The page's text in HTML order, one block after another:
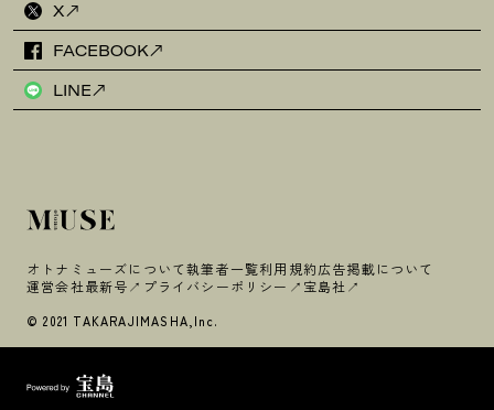
X
FACEBOOK
LINE
オトナミューズについて執筆者一覧利用規約広告掲載について
運営会社最新号 プライバシーポリシー 宝島社
© 2021 TAKARAJIMASHA,Inc.